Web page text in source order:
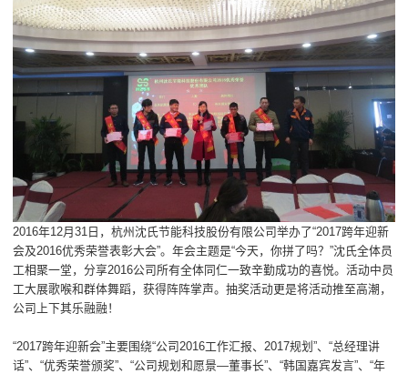
2016年12月31日，杭州沈氏节能科技股份有限公司举办了“2017跨年迎新
会及2016优秀荣誉表彰大会”。年会主题是“今天，你拼了吗？”沈氏全体员
工相聚一堂，分享2016公司所有全体同仁一致辛勤成功的喜悦。活动中员
工大展歌喉和群体舞蹈，获得阵阵掌声。抽奖活动更是将活动推至高潮，
公司上下其乐融融！
“2017跨年迎新会”主要围绕“公司2016工作汇报、2017规划”、“总经理讲
话”、“优秀荣誉颁奖”、“公司规划和愿景—董事长”、“韩国嘉宾发言”、“年